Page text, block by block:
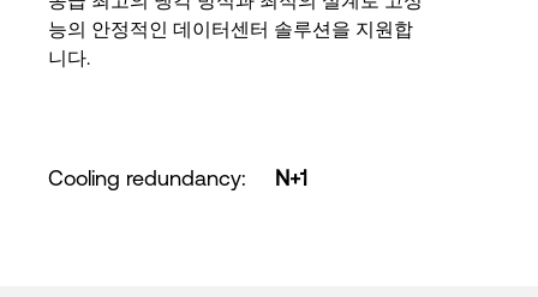
능의 안정적인 데이터센터 솔루션을 지원합
니다.
Cooling redundancy: N+1